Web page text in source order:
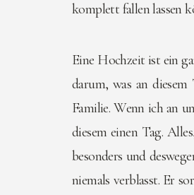
komplett fallen lassen
Eine Hochzeit ist ein
darum, was an
Familie. Wenn ich an
diesem einen Tag.
besonders und
niemals verblasst. Er